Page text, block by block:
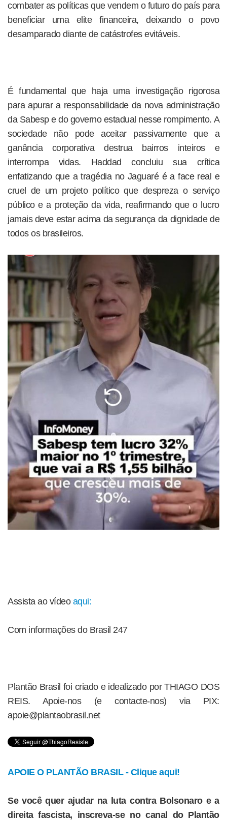
combater as políticas que vendem o futuro do país para
beneficiar uma elite financeira, deixando o povo
desamparado diante de catástrofes evitáveis.
É fundamental que haja uma investigação rigorosa
para apurar a responsabilidade da nova administração
da Sabesp e do governo estadual nesse rompimento. A
sociedade não pode aceitar passivamente que a
ganância corporativa destrua bairros inteiros e
interrompa vidas. Haddad concluiu sua crítica
enfatizando que a tragédia no Jaguaré é a face real e
cruel de um projeto político que despreza o serviço
público e a proteção da vida, reafirmando que o lucro
jamais deve estar acima da segurança da dignidade de
todos os brasileiros.
Assista ao vídeo aqui:
Com informações do Brasil 247
Plantão Brasil foi criado e idealizado por THIAGO DOS
REIS. Apoie-nos (e contacte-nos) via PIX:
apoie@plantaobrasil.net
APOIE O PLANTÃO BRASIL - Clique aqui!
Se você quer ajudar na luta contra Bolsonaro e a
direita fascista, inscreva-se no canal do Plantão